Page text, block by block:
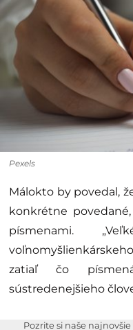
Pexels
Málokto by povedal,
konkrétne
písmenami.
zatiaľ čo
sústredenejšieho
Pozrite si naše